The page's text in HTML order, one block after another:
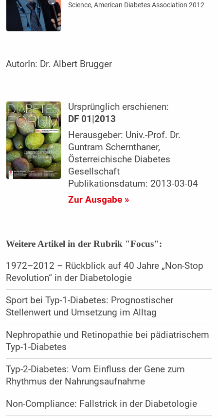
Science, American Diabetes Association 2012
AutorIn: Dr. Albert Brugger
Ursprünglich erschienen:
DF 01|2013
Herausgeber: Univ.-Prof. Dr.
Guntram Schernthaner,
Österreichische Diabetes
Gesellschaft
Publikationsdatum: 2013-03-04
Zur Ausgabe »
Weitere Artikel in der Rubrik "Focus":
1972–2012 – Rückblick auf 40 Jahre „Non-Stop
Revolution“ in der Diabetologie
Sport bei Typ-1-Diabetes: Prognostischer
Stellenwert und Umsetzung im Alltag
Nephropathie und Retinopathie bei pädiatrischem
Typ-1-Diabetes
Typ-2-Diabetes: Vom Einfluss der Gene zum
Rhythmus der Nahrungsaufnahme
Non-Compliance: Fallstrick in der Diabetologie